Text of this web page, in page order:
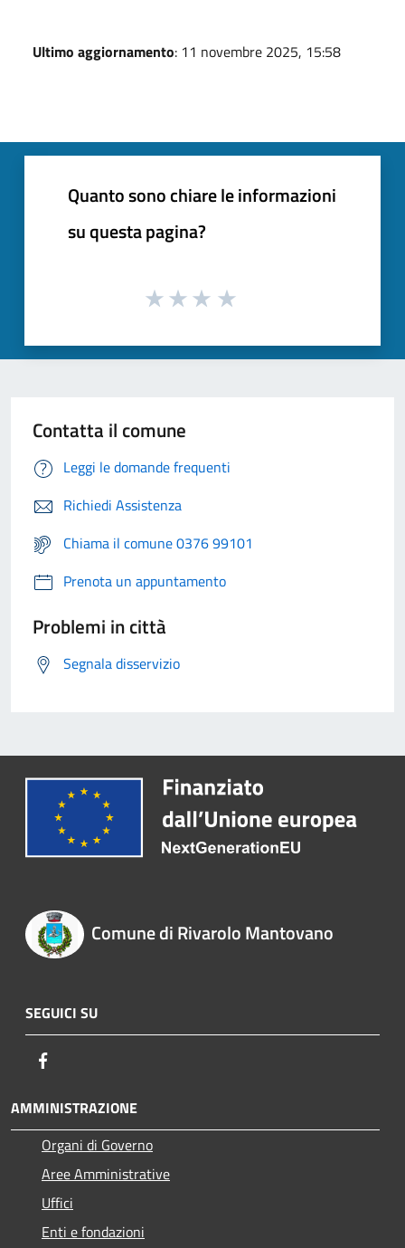
Ultimo aggiornamento: 11 novembre 2025, 15:58
Quanto sono chiare le informazioni
su questa pagina?
Contatta il comune
Leggi le domande frequenti
Richiedi Assistenza
Chiama il comune 0376 99101
Prenota un appuntamento
Problemi in città
Segnala disservizio
Comune di Rivarolo Mantovano
SEGUICI SU
AMMINISTRAZIONE
Organi di Governo
Aree Amministrative
Uffici
Enti e fondazioni